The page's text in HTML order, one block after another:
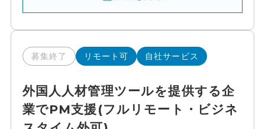
募集終了 リモート可 自社サービス
外国人人材管理ツールを提供する企
業でPM支援(フルリモート・ビジネ